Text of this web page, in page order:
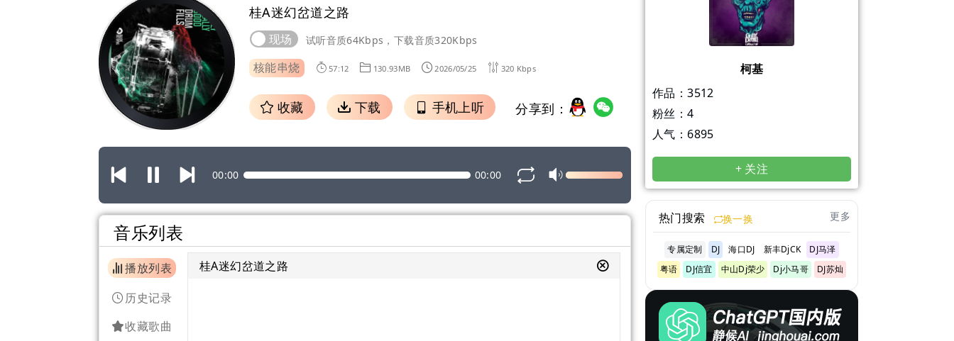
现场
桂A迷幻岔道之路
试听音质64Kbps，下载音质320Kbps
核能串烧 57:12 130.93MB 2026/05/25 320 Kbps
收藏 下载 手机上听 分享到：
00:00 00:00
音乐列表
播放列表
历史记录
收藏歌曲
桂A迷幻岔道之路
柯基
作品：3512
粉丝：4
人气： 6895
+ 关注
热门搜索 换一换 更多
专属定制 DJ 海口DJ 新丰DjCK
DJ马泽
粤语
DJ信宜 中山Dj荣少 Dj小马哥 DJ苏灿